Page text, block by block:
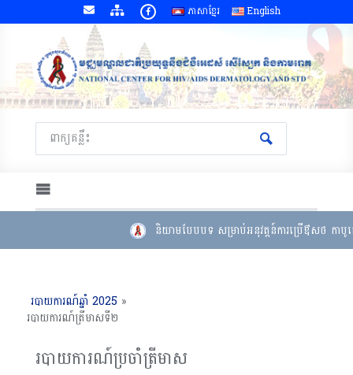
ភាសាខ្មែរ English
និយាមបែបបទ សម្រាប់អនុវត្តន៍ការប្រើឳសថ កាបូត
របាយការណ៍ឆ្នាំ 2025 »
របាយការណ៍ត្រីមាសទី២
របាយការណ៍ប្រចាំត្រីមាស